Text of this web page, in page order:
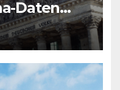
Daten
im Blick